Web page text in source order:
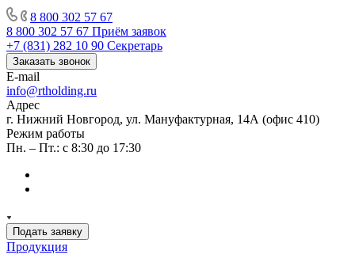
8 800 302 57 67
8 800 302 57 67 Приём заявок
+7 (831) 282 10 90 Секретарь
Заказать звонок
E-mail
info@rtholding.ru
Адрес
г. Нижний Новгород, ул. Мануфактурная, 14А (офис 410)
Режим работы
Пн. – Пт.: с 8:30 до 17:30
Подать заявку
Продукция